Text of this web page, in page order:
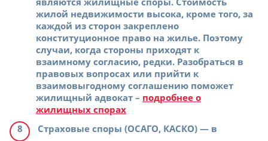
жилой недвижимости высока, кроме того, за
каждой из сторон закреплено
конституционное право на жилье. Поэтому
случаи, когда стороны приходят к
взаимному согласию, редки. Разобраться в
правовых вопросах или прийти к
взаимовыгодному соглашению поможет
жилищный адвокат – подробнее о
жилищных спорах
Страховые споры (ОСАГО, КАСКО) — в